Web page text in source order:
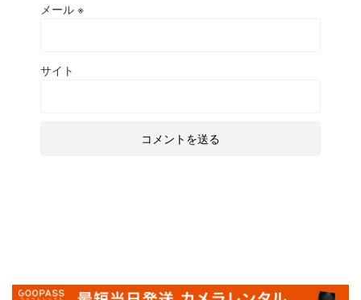
メール ※
サイト